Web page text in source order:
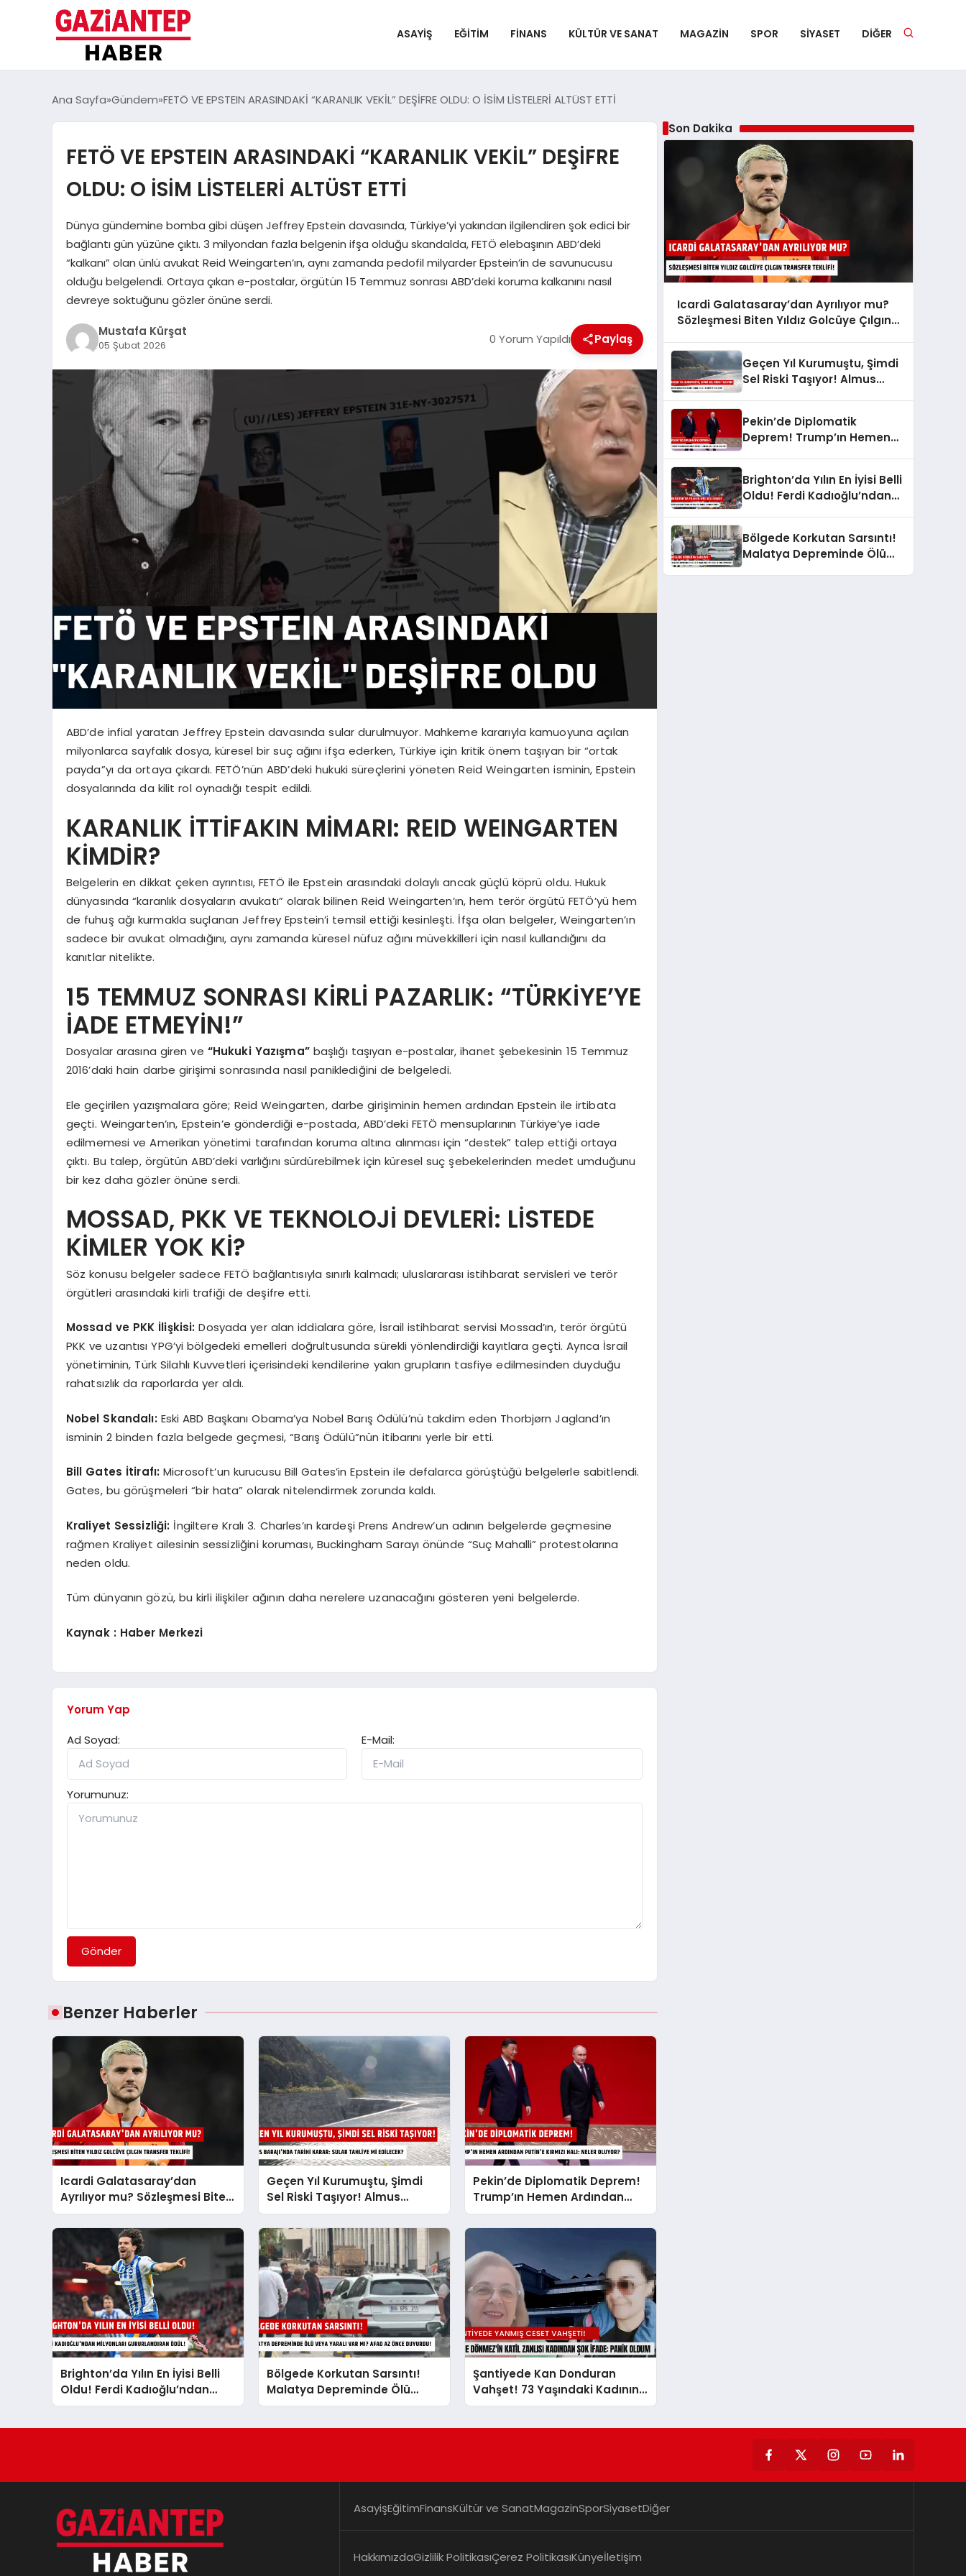
ASAYIŞ EĞITIM FINANS KÜLTÜR VE SANAT MAGAZIN SPOR SIYASET DIĞER
Ana Sayfa Gündem FETÖ VE EPSTEIN ARASINDAKİ “KARANLIK VEKİL” DEŞİFRE OLDU: O İSİM LİSTELERİ ALTÜST ETTİ
FETÖ VE EPSTEIN ARASINDAKİ “KARANLIK VEKİL” DEŞİFRE
OLDU: O İSİM LİSTELERİ ALTÜST ETTİ
Dünya gündemine bomba gibi düşen Jeffrey Epstein davasında, Türkiye’yi yakından ilgilendiren şok edici bir
bağlantı gün yüzüne çıktı. 3 milyondan fazla belgenin ifşa olduğu skandalda, FETÖ elebaşının ABD’deki
“kalkanı” olan ünlü avukat Reid Weingarten’ın, aynı zamanda pedofil milyarder Epstein’in de savunucusu
olduğu belgelendi. Ortaya çıkan e-postalar, örgütün 15 Temmuz sonrası ABD’deki koruma kalkanını nasıl
devreye soktuğunu gözler önüne serdi.
Mustafa Kürşat
05 Şubat 2026 0 Yorum Yapıldı Paylaş
ABD’de infial yaratan Jeffrey Epstein davasında sular durulmuyor. Mahkeme kararıyla kamuoyuna açılan
milyonlarca sayfalık dosya, küresel bir suç ağını ifşa ederken, Türkiye için kritik önem taşıyan bir “ortak
payda”yı da ortaya çıkardı. FETÖ’nün ABD’deki hukuki süreçlerini yöneten Reid Weingarten isminin, Epstein
dosyalarında da kilit rol oynadığı tespit edildi.
KARANLIK İTTİFAKIN MİMARI: REID WEINGARTEN
KİMDİR?
Belgelerin en dikkat çeken ayrıntısı, FETÖ ile Epstein arasındaki dolaylı ancak güçlü köprü oldu. Hukuk
dünyasında “karanlık dosyaların avukatı” olarak bilinen Reid Weingarten’ın, hem terör örgütü FETÖ’yü hem
de fuhuş ağı kurmakla suçlanan Jeffrey Epstein’i temsil ettiği kesinleşti. İfşa olan belgeler, Weingarten’ın
sadece bir avukat olmadığını, aynı zamanda küresel nüfuz ağını müvekkilleri için nasıl kullandığını da
kanıtlar nitelikte.
15 TEMMUZ SONRASI KİRLİ PAZARLIK: “TÜRKİYE’YE
İADE ETMEYİN!”
Dosyalar arasına giren ve “Hukuki Yazışma”başlığı taşıyan e-postalar, ihanet şebekesinin 15 Temmuz
2016’daki hain darbe girişimi sonrasında nasıl paniklediğini de belgeledi.
Ele geçirilen yazışmalara göre; Reid Weingarten, darbe girişiminin hemen ardından Epstein ile irtibata
geçti. Weingarten’ın, Epstein’e gönderdiği e-postada, ABD’deki FETÖ mensuplarının Türkiye’ye iade
edilmemesi ve Amerikan yönetimi tarafından koruma altına alınması için “destek” talep ettiği ortaya
çıktı. Bu talep, örgütün ABD’deki varlığını sürdürebilmek için küresel suç şebekelerinden medet umduğunu
bir kez daha gözler önüne serdi.
MOSSAD, PKK VE TEKNOLOJİ DEVLERİ: LİSTEDE
KİMLER YOK Kİ?
Söz konusu belgeler sadece FETÖ bağlantısıyla sınırlı kalmadı; uluslararası istihbarat servisleri ve terör
örgütleri arasındaki kirli trafiği de deşifre etti.
Mossad ve PKK İlişkisi: Dosyada yer alan iddialara göre, İsrail istihbarat servisi Mossad’ın, terör örgütü
PKK ve uzantısı YPG’yi bölgedeki emelleri doğrultusunda sürekli yönlendirdiği kayıtlara geçti. Ayrıca İsrail
yönetiminin, Türk Silahlı Kuvvetleri içerisindeki kendilerine yakın grupların tasfiye edilmesinden duyduğu
rahatsızlık da raporlarda yer aldı.
Nobel Skandalı: Eski ABD Başkanı Obama’ya Nobel Barış Ödülü’nü takdim eden Thorbjørn Jagland’ın
isminin 2 binden fazla belgede geçmesi, “Barış Ödülü”nün itibarını yerle bir etti.
Bill Gates İtirafı: Microsoft’un kurucusu Bill Gates’in Epstein ile defalarca görüştüğü belgelerle sabitlendi.
Gates, bu görüşmeleri “bir hata” olarak nitelendirmek zorunda kaldı.
Kraliyet Sessizliği: İngiltere Kralı 3. Charles’ın kardeşi Prens Andrew’un adının belgelerde geçmesine
rağmen Kraliyet ailesinin sessizliğini koruması, Buckingham Sarayı önünde “Suç Mahalli” protestolarına
neden oldu.
Tüm dünyanın gözü, bu kirli ilişkiler ağının daha nerelere uzanacağını gösteren yeni belgelerde.
Kaynak : Haber Merkezi
Yorum Yap
Ad Soyad:
E-Mail:
Yorumunuz:
Gönder
Benzer Haberler
Icardi Galatasaray’dan
Ayrılıyor mu? Sözleşmesi Biten
Yıldız Golcüye Çılgın Transfer
Teklifi!
Geçen Yıl Kurumuştu, Şimdi
Sel Riski Taşıyor! Almus
Barajı’nda Tarihi Karar: Sular
Tahliye mi Edilecek?
Pekin’de Diplomatik Deprem!
Trump’ın Hemen Ardından
Putin’e Kırmızı Halı: Neler
Oluyor?
Brighton’da Yılın En İyisi Belli
Oldu! Ferdi Kadıoğlu’ndan
Milyonları Gururlandıran Ödül!
Bölgede Korkutan Sarsıntı!
Malatya Depreminde Ölü
Veya Yaralı Var mı? AFAD Az
Şantiyede Kan Donduran
Vahşet! 73 Yaşındaki Kadının
Yanmış Cesedi Bulundu: Katil
Son Dakika
Icardi Galatasaray’dan Ayrılıyor mu?
Sözleşmesi Biten Yıldız Golcüye Çılgın
Geçen Yıl Kurumuştu, Şimdi
Sel Riski Taşıyor! Almus
Pekin’de Diplomatik
Deprem! Trump’ın Hemen
Brighton’da Yılın En İyisi Belli
Oldu! Ferdi Kadıoğlu’ndan
Bölgede Korkutan Sarsıntı!
Malatya Depreminde Ölü
AsayişEğitimFinansKültür ve SanatMagazinSporSiyasetDiğer
HakkımızdaGizlilik PolitikasıÇerez PolitikasıKünyeİletişim